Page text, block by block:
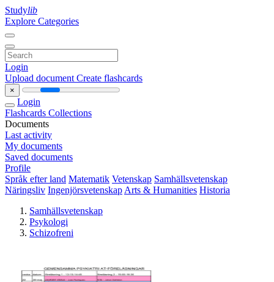
Studylib
Explore Categories
Login
Upload document Create flashcards
×
Login
Flashcards Collections
Documents
Last activity
My documents
Saved documents
Profile
Språk efter land Matematik Vetenskap Samhällsvetenskap
Näringsliv Ingenjörsvetenskap Arts & Humanities Historia
Samhällsvetenskap
Psykologi
Schizofreni